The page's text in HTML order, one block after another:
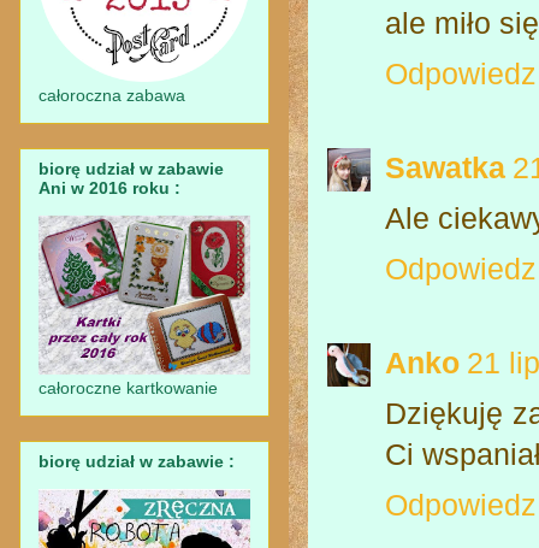
ale miło
Odpowiedz
Sawatka
Ale
Odpowiedz
Anko 21
Dziękuję
Ci
Odpowiedz
całoroczna zabawa
biorę udział w zabawie
Ani w 2016 roku :
całoroczne kartkowanie
biorę udział w zabawie :